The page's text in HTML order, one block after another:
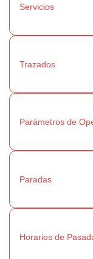
Servicios
Trazados
Parámetros de
Paradas
Horarios de